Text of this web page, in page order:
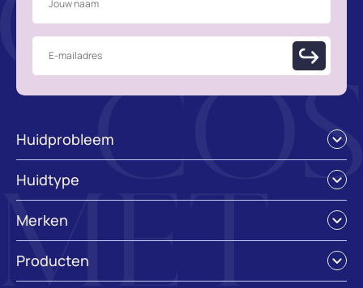
Huidprobleem
Acne / jeugdpuistjes
Doffe en vale huid
Eczeem
Gevoelige huid
Huidtype
Droge huid
Gecombineerde huid
Normale huid
Merken
ASAP skincare
Cell Fusion C
Producten